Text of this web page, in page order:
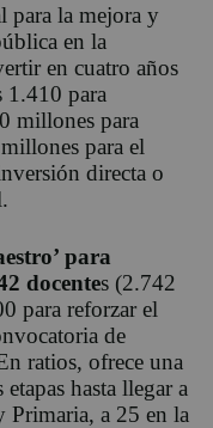
para la mejora y
en la
en cuatro años
1.410 para
millones para
para el
directa o
para
docentes (2.742
para reforzar el
de
ratios, ofrece una
hasta llegar a
a 25 en la